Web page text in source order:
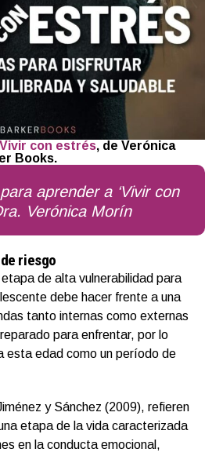
Vivir con estrés, de Verónica
Books.
aprender a ‘Vivir con
Verónica Morín
riesgo
de alta vulnerabilidad para
debe hacer frente a una
tanto internas como externas
para enfrentar, por lo
esta edad como un período de
y Sánchez (2009), refieren
etapa de la vida caracterizada
en la conducta emocional,